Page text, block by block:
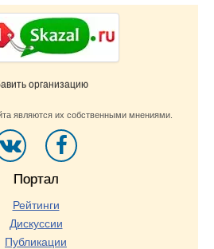
организацию
являются их собственными мнениями.
Портал
Рейтинги
Дискуссии
Публикации